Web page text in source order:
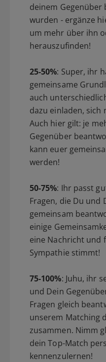
deinem
wurden - ergänze
um mehr über ihn
herauszufinden!
25-50%: Super, ihr
gemeinsame
auch
dazu einladen, sich
Auch hier gilt: je
Gegenüber
kann euer
werden!
50-75%: Ihr passt
Fragen, die Du und
gemeinsam
einige
eine Nachricht und
Sympathie stimmt!
75-100%: Juhu, ihr
und Dein
Fragen gleich
unserem Matching
zusammen. Nimm
dein Top-Match
kennenzulernen!